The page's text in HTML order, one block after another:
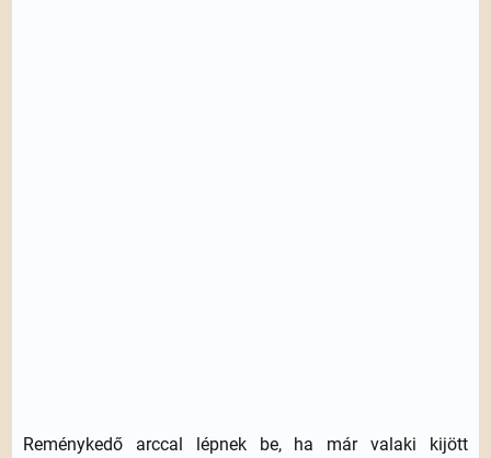
Reménykedő arccal lépnek be, ha már valaki kijött